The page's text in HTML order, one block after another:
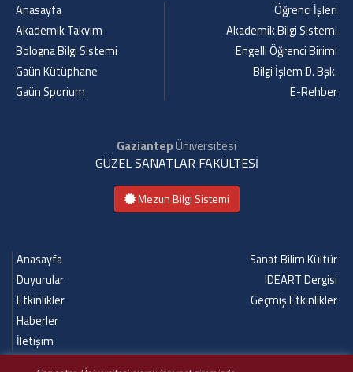
Anasayfa
Akademik Takvim
Bologna Bilgi Sistemi
Gaün Kütüphane
Gaün Sporium
Öğrenci İşleri
Akademik Bilgi Sistemi
Engelli Öğrenci Birimi
Bilgi İşlem D. Bşk.
E-Rehber
GaziantepÜniversitesi
GÜZEL SANATLAR FAKÜLTESİ
Mezun Bilgi Sistemi
Anasayfa
Duyurular
Etkinlikler
Haberler
İletişim
Sanat Bilim Kültür
IDEART Dergisi
Geçmiş Etkinlikler